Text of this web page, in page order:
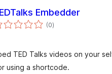
Embedder
(0전
체)
TED Talks videos on your
using a shortcode.